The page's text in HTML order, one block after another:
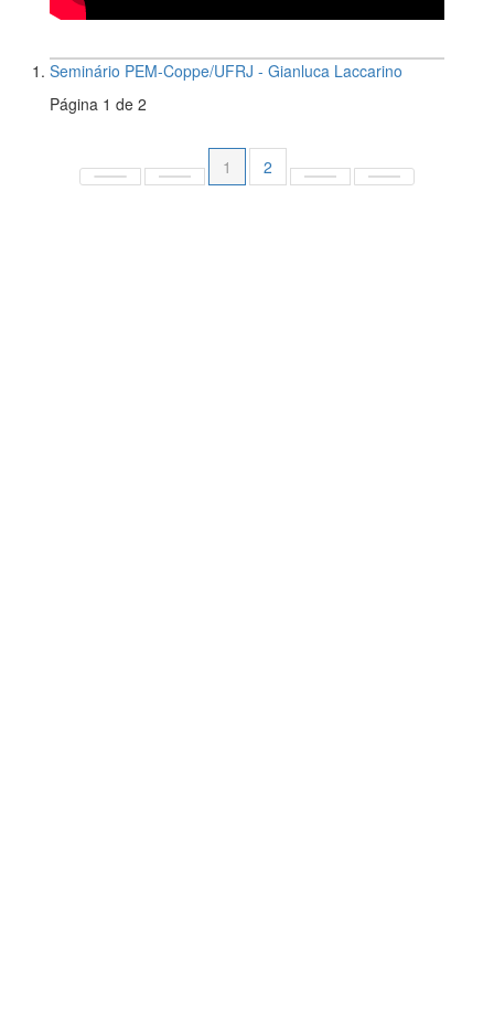
Seminário PEM-Coppe/UFRJ - Gianluca Laccarino
Página 1 de 2
1 2